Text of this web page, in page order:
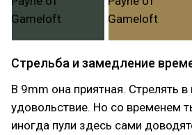
Стрельба и замедление
В 9mm она приятная. Стрелять
удовольствие. Но со временем
иногда пули здесь сами